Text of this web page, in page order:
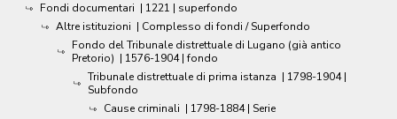
Fondi documentari | 1221 | superfondo
Altre istituzioni | Complesso di fondi / Superfondo
Fondo del Tribunale distrettuale di Lugano (già antico
Pretorio) | 1576-1904 | fondo
Tribunale distrettuale di prima istanza | 1798-1904 |
Subfondo
Cause criminali | 1798-1884 | Serie